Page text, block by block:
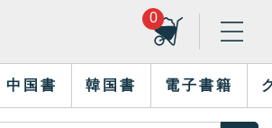
0
中国書 韓国書 電子書籍